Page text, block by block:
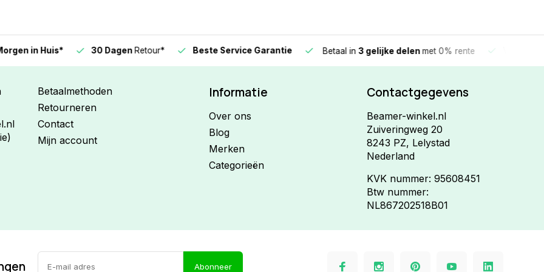
in Huis* 30 DagenRetour* Beste Service Garantie Betaal in3 gelijke delenmet 0% rente Vandaag
Betaalmethoden
Retourneren
Contact
Mijn account
Informatie
Over ons
Blog
Merken
Categorieën
Contactgegevens
Beamer-winkel.nl
Zuiveringweg 20
8243 PZ, Lelystad
Nederland
KVK nummer: 95608451
Btw nummer:
NL867202518B01
Abonneer